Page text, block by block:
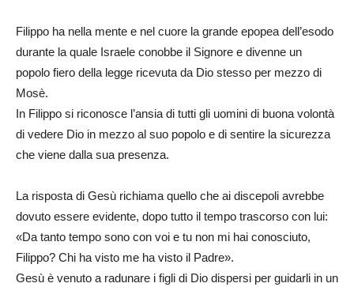
Filippo ha nella mente e nel cuore la grande epopea dell’esodo
durante la quale Israele conobbe il Signore e divenne un
popolo fiero della legge ricevuta da Dio stesso per mezzo di
Mosè.
In Filippo si riconosce l’ansia di tutti gli uomini di buona volontà
di vedere Dio in mezzo al suo popolo e di sentire la sicurezza
che viene dalla sua presenza.
La risposta di Gesù richiama quello che ai discepoli avrebbe
dovuto essere evidente, dopo tutto il tempo trascorso con lui:
«Da tanto tempo sono con voi e tu non mi hai conosciuto,
Filippo? Chi ha visto me ha visto il Padre».
Gesù è venuto a radunare i figli di Dio dispersi per guidarli in un